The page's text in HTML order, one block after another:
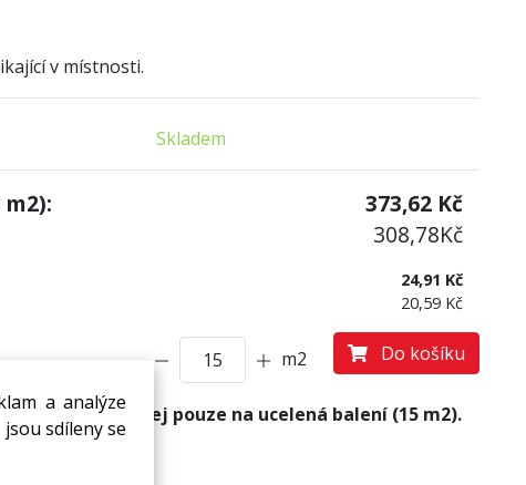
a analýze
sdíleny se
v místnosti.
Skladem
m2): 373,62 Kč
308,78Kč
24,91 Kč
20,59 Kč
m2 Do košíku
Prodej pouze na ucelená balení (15 m2).